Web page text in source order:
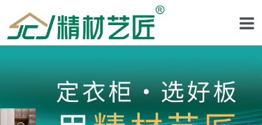
关于品牌
产品分类